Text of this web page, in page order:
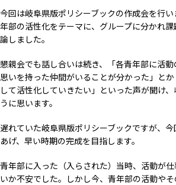
今回は岐阜県版ポリシーブックの作成会を行
年部の活性化をテーマに、グループに分かれ
論しました。
懇親会でも話し合いは続き、「各青年部に活
思いを持った仲間がいることが分かった」と
して活性化していきたい」といった声が聞け
うに思います。
遅れていた岐阜県版ポリシーブックですが、
あげ、早い時期の完成を目指します。
青年部に入った（入らされた）当時、活動が
いか不安でした。しかし今、青年部の活動や